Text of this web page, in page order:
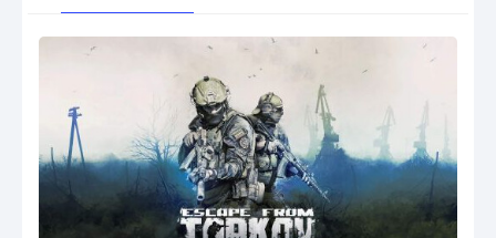
有疑问？请点击复制链接咨询！